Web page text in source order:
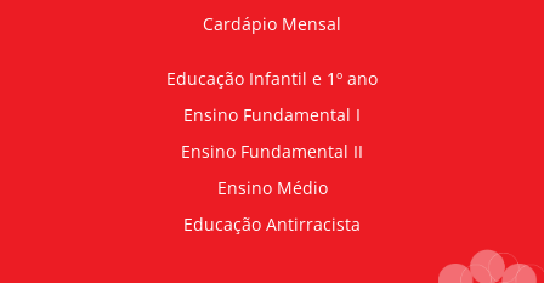
Cardápio Mensal
Educação Infantil e 1º ano
Ensino Fundamental I
Ensino Fundamental II
Ensino Médio
Educação Antirracista